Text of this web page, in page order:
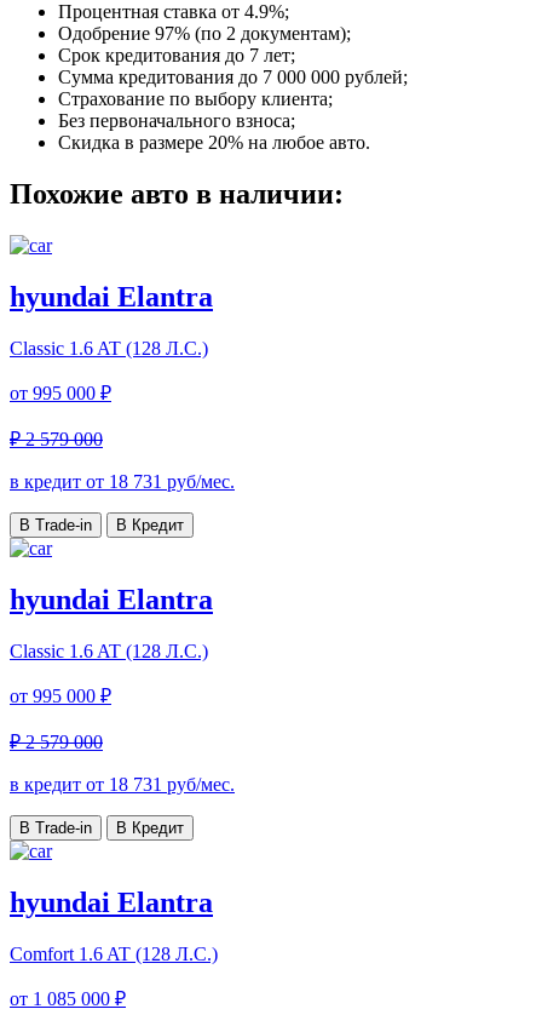
Процентная ставка от 4.9%;
Одобрение 97% (по 2 документам);
Срок кредитования до 7 лет;
Сумма кредитования до 7 000 000 рублей;
Страхование по выбору клиента;
Без первоначального взноса;
Скидка в размере 20% на любое авто.
Похожие авто в наличии:
hyundai Elantra
Classic 1.6 AT (128 Л.С.)
от 995 000 ₽
₽ 2 579 000
в кредит от 18 731 руб/мес.
В Trade-in В Кредит
hyundai Elantra
Classic 1.6 AT (128 Л.С.)
от 995 000 ₽
₽ 2 579 000
в кредит от 18 731 руб/мес.
В Trade-in В Кредит
hyundai Elantra
Comfort 1.6 AT (128 Л.С.)
от 1 085 000 ₽